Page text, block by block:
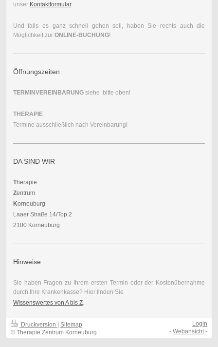
unser Kontaktformular.
Und falls es ganz schnell gehen soll, haben Sie rechts auch die
Möglichkeit zur ONLINE-BUCHUNG!
Öffnungszeiten
TERMINVEREINBARUNGsiehe bitte oben!
THERAPIE
Termine ausschließlich nach Vereinbarung!
DA SIND WIR
Therapie
Zentrum
Korneuburg
Laaer Straße 14/Top 2
2100 Korneuburg
Hinweise
Sie haben Fragen zu Ihrem ersten Termin oder der Kostenübernahme
durch Ihre Krankenkasse? Hier finden Sie
Wissenswertes von A bis Z.
Druckversion
Sitemap
© Therapie Zentrum Korneuburg
Login
-Webansicht-